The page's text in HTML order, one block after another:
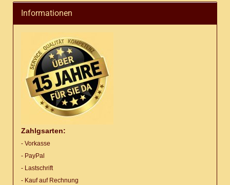
Informationen
Zahlgsarten:
- Vorkasse
- PayPal
- Lastschrift
- Kauf auf Rechnung